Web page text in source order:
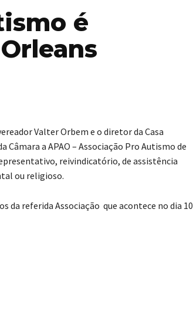
é
Valter Orbem e o diretor da Casa
a APAO – Associação Pro Autismo de
reivindicatório, de assistência
ou religioso.
da referida Associação que acontece no dia 10